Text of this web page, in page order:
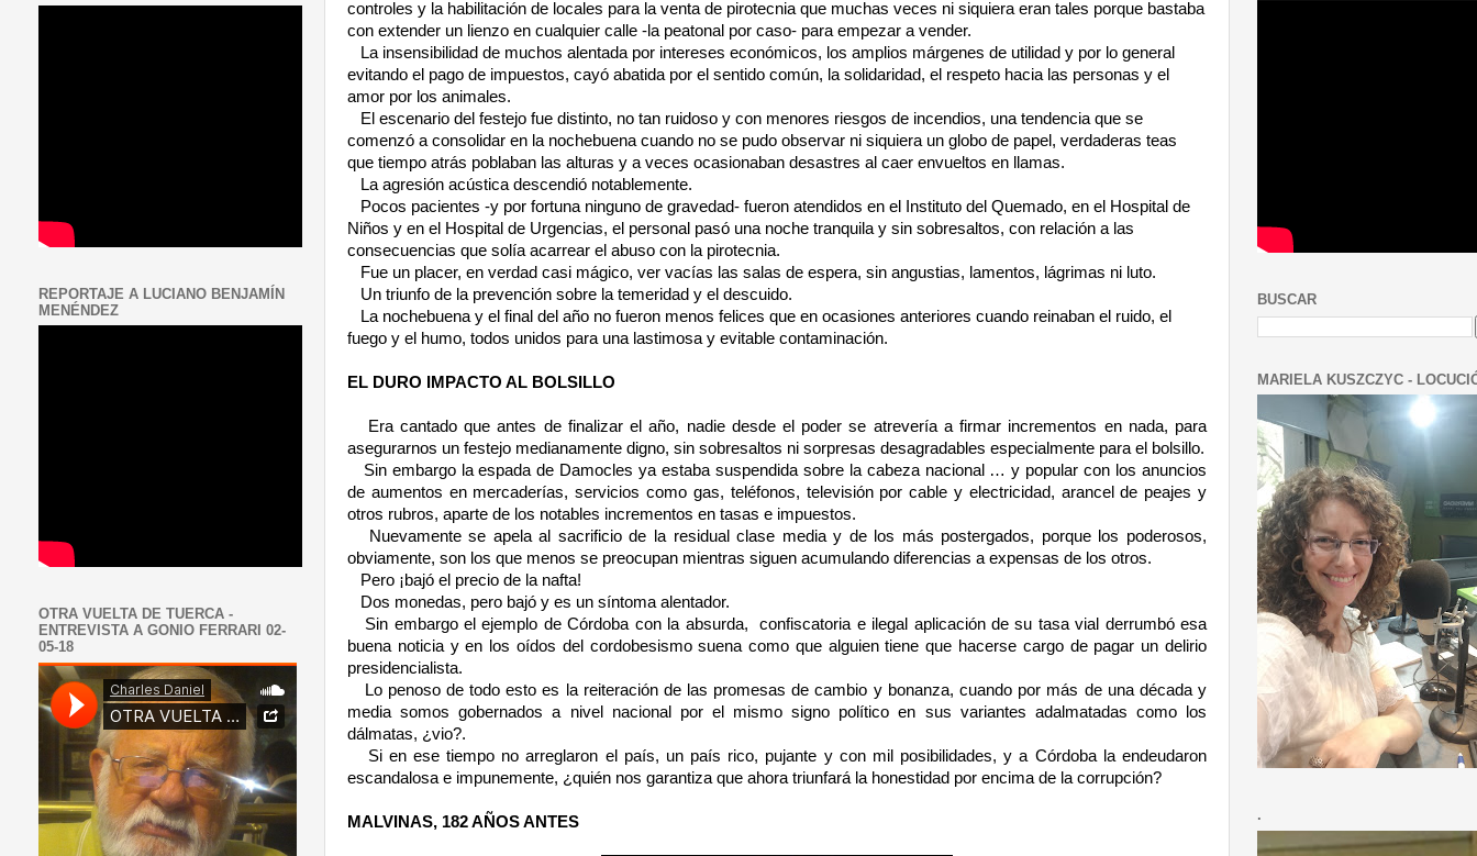
controles y la habilitación de locales para la venta de pirotecnia que muchas veces ni siquiera eran tales porque bastaba
con extender un lienzo en cualquier calle -la peatonal por caso- para empezar a vender.
La insensibilidad de muchos alentada por intereses económicos, los amplios márgenes de utilidad y por lo general
evitando el pago de impuestos, cayó abatida por el sentido común, la solidaridad, el respeto hacia las personas y el
amor por los animales.
El escenario del festejo fue distinto, no tan ruidoso y con menores riesgos de incendios, una tendencia que se
comenzó a consolidar en la nochebuena cuando no se pudo observar ni siquiera un globo de papel, verdaderas teas
que tiempo atrás poblaban las alturas y a veces ocasionaban desastres al caer envueltos en llamas.
La agresión acústica descendió notablemente.
Pocos pacientes -y por fortuna ninguno de gravedad- fueron atendidos en el Instituto del Quemado, en el Hospital de
Niños y en el Hospital de Urgencias, el personal pasó una noche tranquila y sin sobresaltos, con relación a las
consecuencias que solía acarrear el abuso con la pirotecnia.
Fue un placer, en verdad casi mágico, ver vacías las salas de espera, sin angustias, lamentos, lágrimas ni luto.
Un triunfo de la prevención sobre la temeridad y el descuido.
La nochebuena y el final del año no fueron menos felices que en ocasiones anteriores cuando reinaban el ruido, el
fuego y el humo, todos unidos para una lastimosa y evitable contaminación.
EL DURO IMPACTO AL BOLSILLO
Era cantado que antes de finalizar el año, nadie desde el poder se atrevería a firmar incrementos en nada, para
asegurarnos un festejo medianamente digno, sin sobresaltos ni sorpresas desagradables especialmente para el bolsillo.
Sin embargo la espada de Damocles ya estaba suspendida sobre la cabeza nacional … y popular con los anuncios
de aumentos en mercaderías, servicios como gas, teléfonos, televisión por cable y electricidad, arancel de peajes y
otros rubros, aparte de los notables incrementos en tasas e impuestos.
Nuevamente se apela al sacrificio de la residual clase media y de los más postergados, porque los poderosos,
obviamente, son los que menos se preocupan mientras siguen acumulando diferencias a expensas de los otros.
Pero ¡bajó el precio de la nafta!
Dos monedas, pero bajó y es un síntoma alentador.
Sin embargo el ejemplo de Córdoba con la absurda,
confiscatoria e ilegal aplicación de su tasa vial derrumbó esa
buena noticia y en los oídos del cordobesismo suena como que alguien tiene que hacerse cargo de pagar un delirio
presidencialista.
Lo penoso de todo esto es la reiteración de las promesas de cambio y bonanza, cuando por más de una década y
media somos gobernados a nivel nacional por el mismo signo político en sus variantes adalmatadas como los
dálmatas, ¿vio?.
Si en ese tiempo no arreglaron el país, un país rico, pujante y con mil posibilidades, y a Córdoba la endeudaron
escandalosa e impunemente, ¿quién nos garantiza que ahora triunfará la honestidad por encima de la corrupción?
MALVINAS, 182 AÑOS ANTES
REPORTAJE A LUCIANO BENJAMÍN
MENÉNDEZ
OTRA VUELTA DE TUERCA -
ENTREVISTA A GONIO FERRARI 02-
05-18
BUSCAR
MARIELA KUSZCZYC -
.